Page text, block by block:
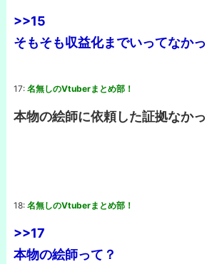
>>15
そもそも収益化までいってなか
17: 名無しのVtuberまとめ部！
本物の絵師に依頼した証拠なか
18: 名無しのVtuberまとめ部！
>>17
本物の絵師って？